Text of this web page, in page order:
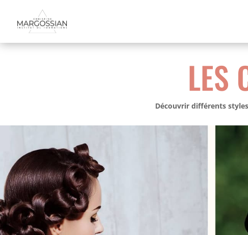
LES
Découvrir différents